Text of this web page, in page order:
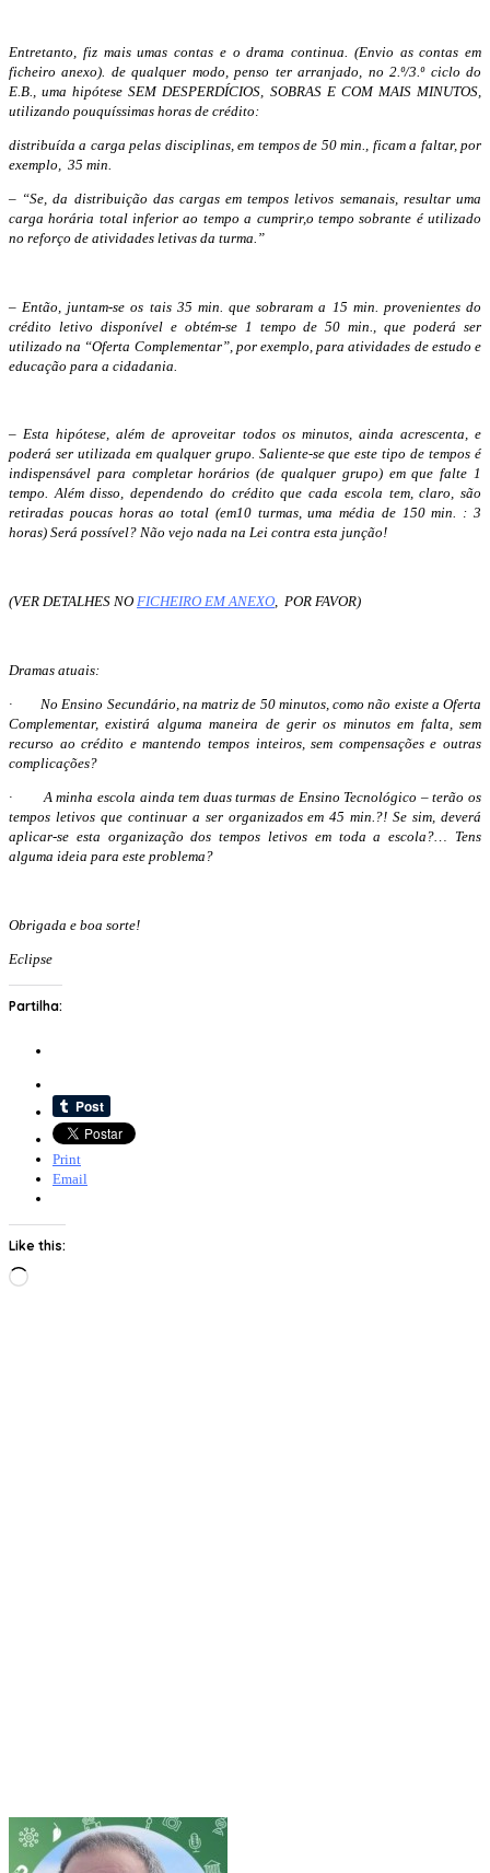
Entretanto, fiz mais umas contas e o drama continua. (Envio as contas em
ficheiro anexo). de qualquer modo, penso ter arranjado, no 2.º/3.º ciclo do
E.B., uma hipótese SEM DESPERDÍCIOS, SOBRAS E COM MAIS MINUTOS,
utilizando pouquíssimas horas de crédito:
distribuída a carga pelas disciplinas, em tempos de 50 min., ficam a faltar, por
exemplo, 35 min.
– “Se, da distribuição das cargas em tempos letivos semanais, resultar uma
carga horária total inferior ao tempo a cumprir,o tempo sobrante é utilizado
no reforço de atividades letivas da turma.”
– Então, juntam-se os tais 35 min. que sobraram a 15 min. provenientes do
crédito letivo disponível e obtém-se 1 tempo de 50 min., que poderá ser
utilizado na “Oferta Complementar”, por exemplo, para atividades de estudo e
educação para a cidadania.
– Esta hipótese, além de aproveitar todos os minutos, ainda acrescenta, e
poderá ser utilizada em qualquer grupo. Saliente-se que este tipo de tempos é
indispensável para completar horários (de qualquer grupo) em que falte 1
tempo. Além disso, dependendo do crédito que cada escola tem, claro, são
retiradas poucas horas ao total (em10 turmas, uma média de 150 min. : 3
horas) Será possível? Não vejo nada na Lei contra esta junção!
(VER DETALHES NO FICHEIRO EM ANEXO, POR FAVOR)
Dramas atuais:
· No Ensino Secundário, na matriz de 50 minutos, como não existe a Oferta
Complementar, existirá alguma maneira de gerir os minutos em falta, sem
recurso ao crédito e mantendo tempos inteiros, sem compensações e outras
complicações?
· A minha escola ainda tem duas turmas de Ensino Tecnológico – terão os
tempos letivos que continuar a ser organizados em 45 min.?! Se sim, deverá
aplicar-se esta organização dos tempos letivos em toda a escola?… Tens
alguma ideia para este problema?
Obrigada e boa sorte!
Eclipse
Partilha:
Print
Email
Like this:
Loading…